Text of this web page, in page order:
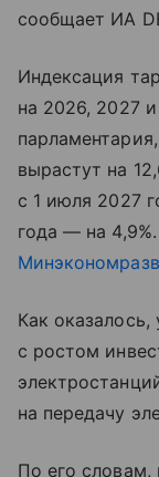
сообщает ИА
Индексация
на 2026, 2027
вырастут на
с 1 июля 2027
года — на
Как
с ростом
на передачу
По его словам,